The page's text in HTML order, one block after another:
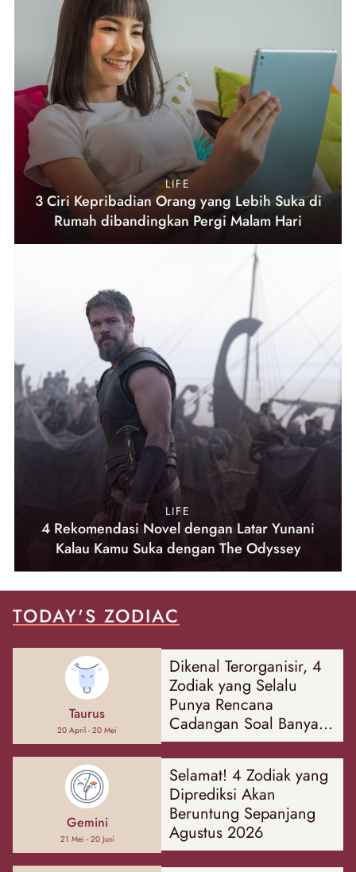
LIFE
3 Ciri Kepribadian Orang yang Lebih Suka di
Rumah dibandingkan Pergi Malam Hari
LIFE
4 Rekomendasi Novel dengan Latar Yunani
Kalau Kamu Suka dengan The Odyssey
TODAY'S ZODIAC
Taurus
20 April - 20 Mei
Dikenal Terorganisir, 4
Zodiak yang Selalu
Punya Rencana
Cadangan Soal Banyak
Hal
Gemini
21 Mei - 20 Juni
Selamat! 4 Zodiak yang
Diprediksi Akan
Beruntung Sepanjang
Agustus 2026